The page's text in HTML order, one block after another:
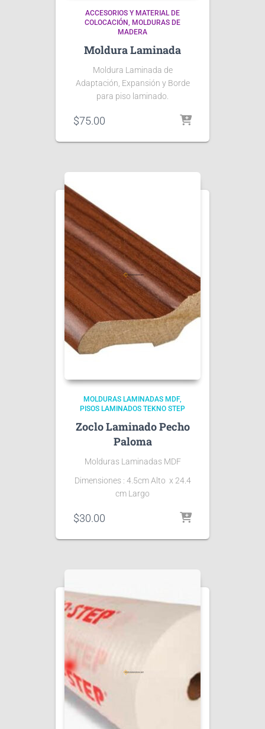
ACCESORIOS Y MATERIAL DE
COLOCACIÓN
MOLDURAS DE
MADERA
Moldura Laminada
Moldura Laminada de
Adaptación, Expansión y Borde
para piso laminado.
$75.00
MOLDURAS LAMINADAS MDF
PISOS LAMINADOS TEKNO STEP
Zoclo Laminado Pecho
Paloma
Molduras Laminadas MDF
Dimensiones : 4.5cm Alto x 24.4
cm Largo
$30.00